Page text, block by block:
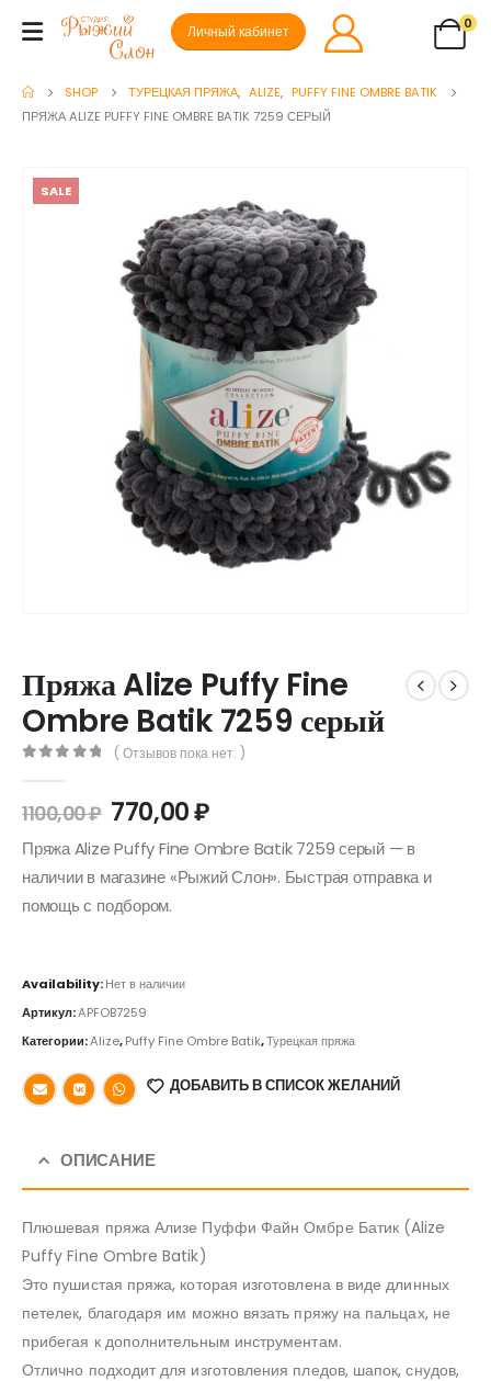
Личный кабинет
0
SHOP ТУРЕЦКАЯ ПРЯЖА, ALIZE, PUFFY FINE OMBRE BATIK
ПРЯЖА ALIZE PUFFY FINE OMBRE BATIK 7259 СЕРЫЙ
SALE
Пряжа Alize Puffy Fine
Ombre Batik 7259 серый
( Отзывов пока нет. )
1100,00₽ 770,00₽
Пряжа Alize Puffy Fine Ombre Batik 7259 серый — в
наличии в магазине «Рыжий Слон». Быстрая отправка и
помощь с подбором.
Availability:Нет в наличии
Артикул:APFOB7259
Категории:Alize,Puffy Fine Ombre Batik,Турецкая пряжа
ДОБАВИТЬ В СПИСОК ЖЕЛАНИЙ
ОПИСАНИЕ
Плюшевая пряжа Ализе Пуффи Файн Омбре Батик (Alize
Puffy Fine Ombre Batik)
Это пушистая пряжа, которая изготовлена в виде длинных
петелек, благодаря им можно вязать пряжу на пальцах, не
прибегая к дополнительным инструментам.
Отлично подходит для изготовления пледов, шапок, снудов,